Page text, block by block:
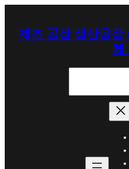
제조 공장 생산공장
체